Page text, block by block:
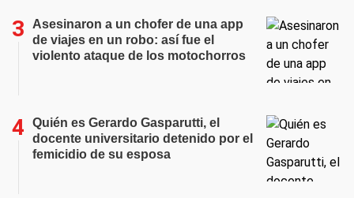
Asesinaron a un chofer de una app
de viajes en un robo: así fue el
violento ataque de los motochorros
Quién es Gerardo Gasparutti, el
docente universitario detenido por el
femicidio de su esposa